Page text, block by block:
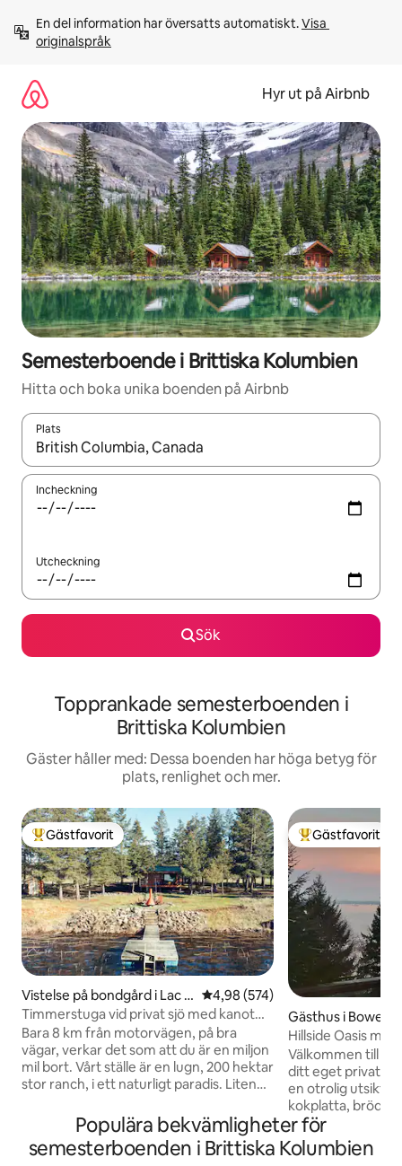
innehåll
En del information har översatts automatiskt. Visa
originalspråk
Hyr ut på Airbnb
Semesterboende i Brittiska Kolumbien
Hitta och boka unika boenden på Airbnb
Plats
När resultaten är tillgängliga kan du navigera med upp- och
Incheckning
Utcheckning
Sök
Topprankade semesterboenden i
Brittiska Kolumbien
Gäster håller med: Dessa boenden har höga betyg för
plats, renlighet och mer.
Populär gästfavorit
Gästfavorit
Vistelse på bondgård i Lac la
Hache
4,98 av 5 i genomsnittligt
4,98 (574)
Timmerstuga vid privat sjö med kanot
och kajaker
Bara 8 km från motorvägen, på bra
vägar, verkar det som att du är en miljon
mil bort. Vårt ställe är en lugn, 200 hektar
stor ranch, i ett naturligt paradis. Liten
min till 2 större städer med alla
bekvämligheter. Helt privat, vid vattnet
med diverse mycket vänliga djur på
Populär
Gästfavorit
Gästhus i Bowen
Hillside Oasis
vedspis
Välkommen till
ditt eget privata
en otrolig utsikt.
kokplatta,
soffa,
spis. 5 minuters
viken/
Populära bekvämligheter för
semesterboenden i Brittiska Kolumbien